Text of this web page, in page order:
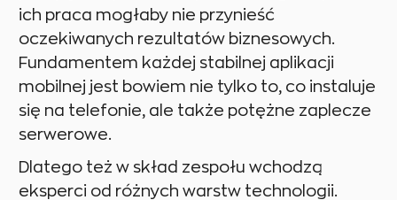
ich praca mogłaby nie przynieść
oczekiwanych rezultatów biznesowych.
Fundamentem każdej stabilnej aplikacji
mobilnej jest bowiem nie tylko to, co instaluje
się na telefonie, ale także potężne zaplecze
serwerowe.
Dlatego też w skład zespołu wchodzą
eksperci od różnych warstw technologii.